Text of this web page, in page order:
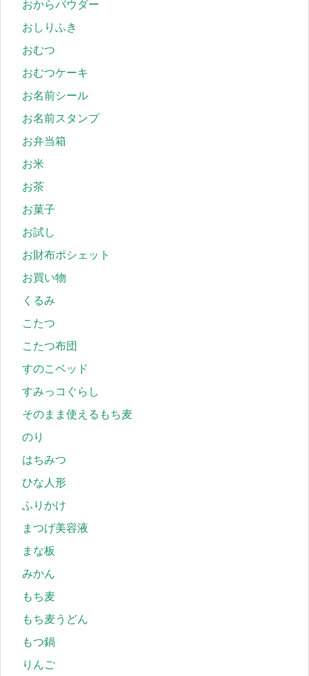
おからパウダー
おしりふき
おむつ
おむつケーキ
お名前シール
お名前スタンプ
お弁当箱
お米
お茶
お菓子
お試し
お財布ポシェット
お買い物
くるみ
こたつ
こたつ布団
すのこベッド
すみっコぐらし
そのまま使えるもち麦
のり
はちみつ
ひな人形
ふりかけ
まつげ美容液
まな板
みかん
もち麦
もち麦うどん
もつ鍋
りんご